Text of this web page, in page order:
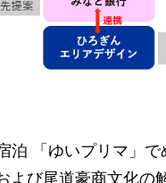
泊 「ゆいプリマ」
よび尾道豪商文化の